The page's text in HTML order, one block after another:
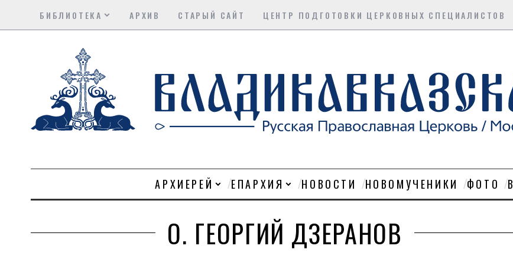
БИБЛИОТЕКА АРХИВ СТАРЫЙ САЙТ ЦЕНТР ПОДГОТОВКИ ЦЕРКОВНЫХ СПЕЦИАЛИСТОВ
АРХИЕРЕЙ ЕПАРХИЯ НОВОСТИ НОВОМУЧЕНИКИ ФОТО
О. ГЕОРГИЙ ДЗЕРАНОВ